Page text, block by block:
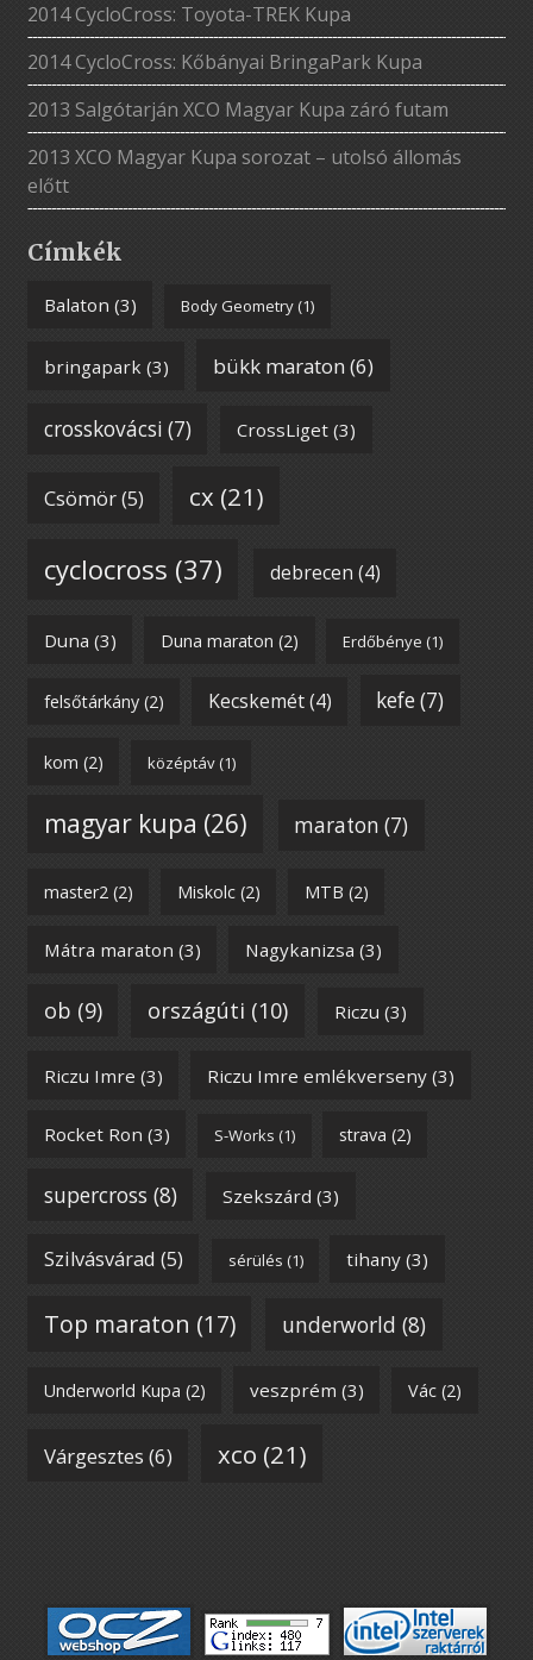
2014 CycloCross: Toyota-TREK Kupa
2014 CycloCross: Kőbányai BringaPark Kupa
2013 Salgótarján XCO Magyar Kupa záró futam
2013 XCO Magyar Kupa sorozat – utolsó állomás
előtt
Címkék
Balaton (3) Body Geometry(1)
bringapark (3) bükk maraton (6)
crosskovácsi (7) CrossLiget(3)
Csömör(5) cx (21)
cyclocross (37) debrecen (4)
Duna (3) Duna maraton (2) Erdőbénye (1)
felsőtárkány(2) Kecskemét(4) kefe(7)
kom (2) középtáv(1)
magyar kupa (26) maraton (7)
master2(2) Miskolc(2) MTB (2)
Mátra maraton (3) Nagykanizsa (3)
ob (9) országúti (10) Riczu (3)
Riczu Imre (3) Riczu Imre emlékverseny(3)
Rocket Ron (3) S-Works (1) strava (2)
supercross (8) Szekszárd (3)
Szilvásvárad (5) sérülés (1) tihany (3)
Top maraton (17) underworld (8)
Underworld Kupa (2) veszprém (3) Vác (2)
Várgesztes (6) xco (21)